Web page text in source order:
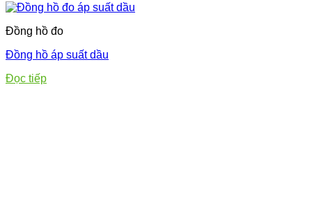
Đồng hồ đo
Đồng hồ áp suất dầu
Đọc tiếp